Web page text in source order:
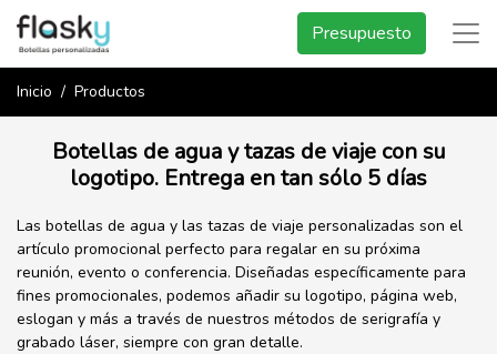
Presupuesto
Inicio Productos
Botellas de agua y tazas de viaje con su
logotipo. Entrega en tan sólo 5 días
Las botellas de agua y las tazas de viaje personalizadas son el
artículo promocional perfecto para regalar en su próxima
reunión, evento o conferencia. Diseñadas específicamente para
fines promocionales, podemos añadir su logotipo, página web,
eslogan y más a través de nuestros métodos de serigrafía y
grabado láser, siempre con gran detalle.